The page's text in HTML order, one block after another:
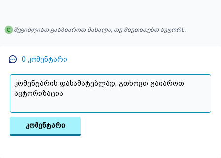
შეგიძლიათ გააზიაროთ მასალა, თუ მიუთითებთ ავტორს.
0 კომენტარი
კომენტარი